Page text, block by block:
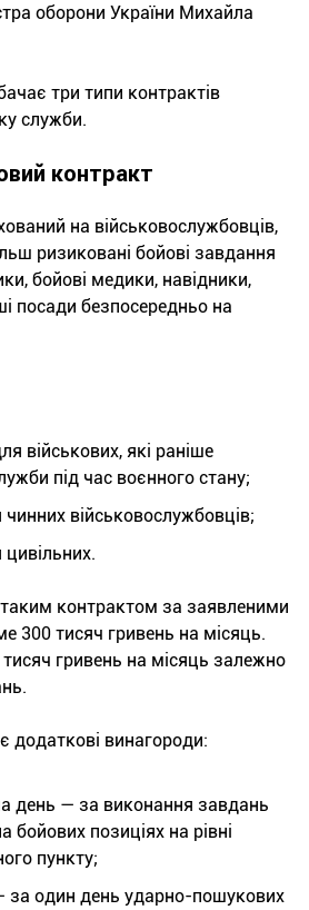
оборони України Михайла
три типи контрактів
служби.
контракт
на військовослужбовців,
ризиковані бойові завдання
бойові медики, навідники,
посади безпосередньо на
військових, які раніше
під час воєнного стану;
військовослужбовців;
контрактом за заявленими
300 тисяч гривень на місяць.
гривень на місяць залежно
додаткові винагороди:
день — за виконання завдань
бойових позиціях на рівні
пункту;
за один день ударно-пошукових